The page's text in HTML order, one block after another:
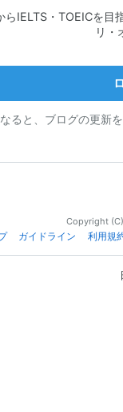
らIELTS・TOEICを目
リ・
ると、ブログの更新
Copyright
ガイドライン 利用規